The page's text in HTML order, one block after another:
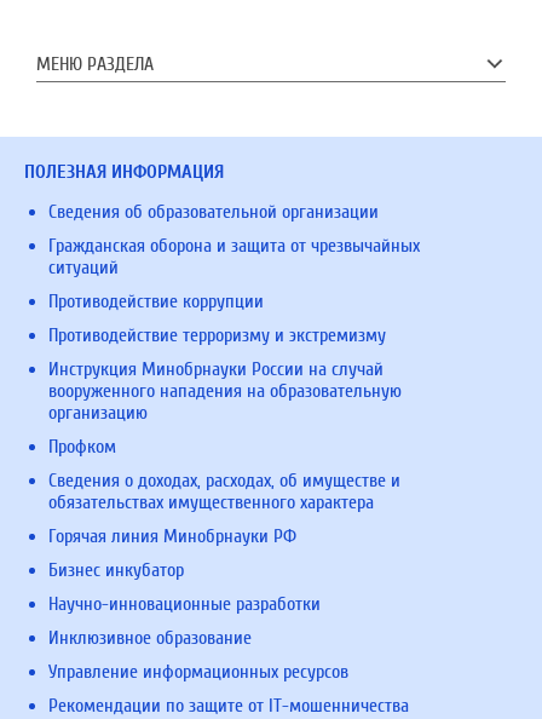
МЕНЮ РАЗДЕЛА
ПОЛЕЗНАЯ ИНФОРМАЦИЯ
Сведения об образовательной организации
Гражданская оборона и защита от чрезвычайных
ситуаций
Противодействие коррупции
Противодействие терроризму и экстремизму
Инструкция Минобрнауки России на случай
вооруженного нападения на образовательную
организацию
Профком
Сведения о доходах, расходах, об имуществе и
обязательствах имущественного характера
Горячая линия Минобрнауки РФ
Бизнес инкубатор
Научно-инновационные разработки
Инклюзивное образование
Управление информационных ресурсов
Рекомендации по защите от IT-мошенничества